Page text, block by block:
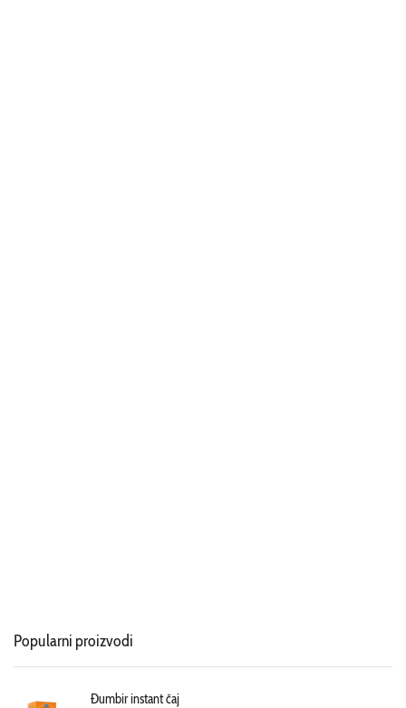
Popularni proizvodi
Đumbir instant čaj